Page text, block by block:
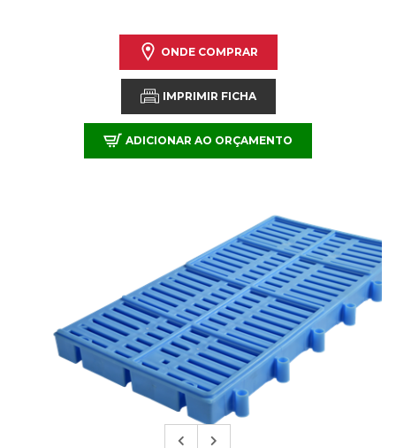
ONDE COMPRAR
IMPRIMIR FICHA
ADICIONAR AO ORÇAMENTO